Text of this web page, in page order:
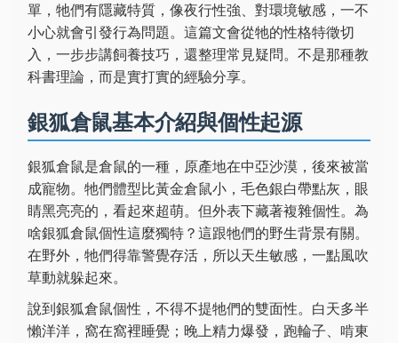
單，牠們有隱藏特質，像夜行性強、對環境敏感，一不
小心就會引發行為問題。這篇文會從牠的性格特徵切
入，一步步講飼養技巧，還整理常見疑問。不是那種教
科書理論，而是實打實的經驗分享。
銀狐倉鼠基本介紹與個性起源
銀狐倉鼠是倉鼠的一種，原產地在中亞沙漠，後來被當
成寵物。牠們體型比黃金倉鼠小，毛色銀白帶點灰，眼
睛黑亮亮的，看起來超萌。但外表下藏著複雜個性。為
啥銀狐倉鼠個性這麼獨特？這跟牠們的野生背景有關。
在野外，牠們得靠警覺存活，所以天生敏感，一點風吹
草動就躲起來。
說到銀狐倉鼠個性，不得不提牠們的雙面性。白天多半
懶洋洋，窩在窩裡睡覺；晚上精力爆發，跑輪子、啃東